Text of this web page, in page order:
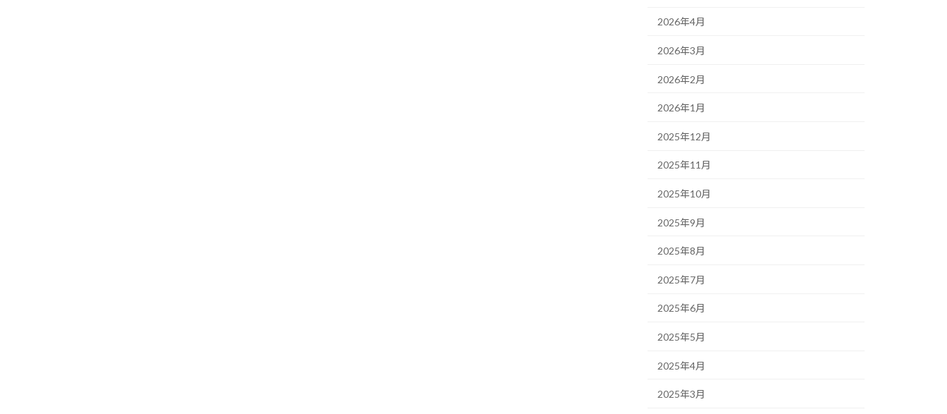
2026年4月
2026年3月
2026年2月
2026年1月
2025年12月
2025年11月
2025年10月
2025年9月
2025年8月
2025年7月
2025年6月
2025年5月
2025年4月
2025年3月